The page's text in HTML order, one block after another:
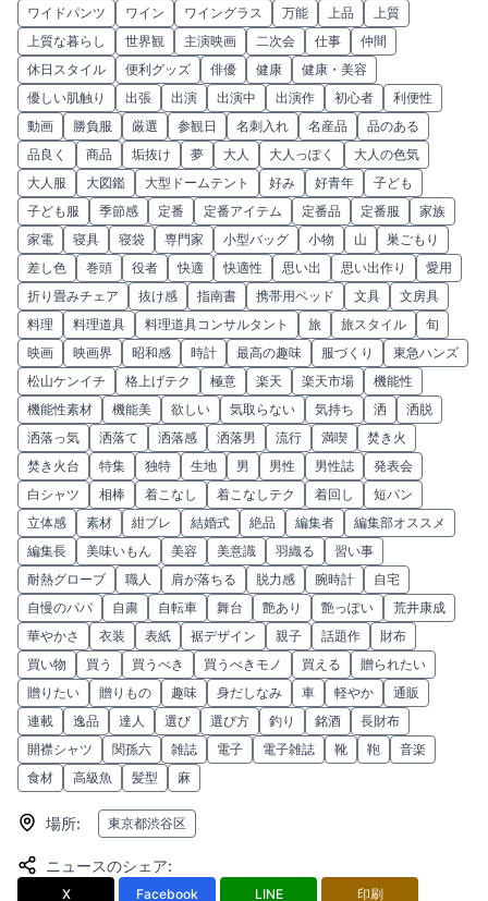
ワイドパンツ
ワイン ワイングラス 万能 上品
上質
上質な暮らし
世界観 主演映画 二次会 仕事
仲間
休日スタイル
便利グッズ 俳優 健康
健康・美容
優しい肌触り
出張 出演 出演中 出演作 初心者
利便性
動画
勝負服 厳選 参観日 名刺入れ 名産品
品のある
品良く
商品 垢抜け 夢 大人 大人っぽく
大人の色気
大人服
大図鑑 大型ドームテント 好み 好青年
子ども
子ども服
季節感 定番 定番アイテム 定番品 定番服
家族
家電
寝具 寝袋 専門家 小型バッグ 小物 山
巣ごもり
差し色
巻頭 役者 快適 快適性 思い出 思い出作り
愛用
折り畳みチェア
抜け感 指南書 携帯用ベッド 文具
文房具
料理
料理道具 料理道具コンサルタント 旅 旅スタイル
旬
映画
映画界 昭和感 時計 最高の趣味 服づくり
東急ハンズ
松山ケンイチ
格上げテク 極意 楽天 楽天市場
機能性
機能性素材
機能美 欲しい 気取らない 気持ち 洒
洒脱
洒落っ気
洒落て 洒落感 洒落男 流行 満喫
焚き火
焚き火台
特集 独特 生地 男 男性 男性誌
発表会
白シャツ
相棒 着こなし 着こなしテク 着回し
短パン
立体感
素材 紺ブレ 結婚式 絶品 編集者
編集部オススメ
編集長
美味いもん 美容 美意識 羽織る
習い事
耐熱グローブ
職人 肩が落ちる 脱力感 腕時計
自宅
自慢のパパ
自粛 自転車 舞台 艶あり 艶っぽい
荒井康成
華やかさ
衣装 表紙 裾デザイン 親子 話題作
財布
買い物
買う 買うべき 買うべきモノ 買える
贈られたい
贈りたい
贈りもの 趣味 身だしなみ 車 軽やか
通販
連載
逸品 達人 選び 選び方 釣り 銘酒
長財布
開襟シャツ
関孫六 雑誌 電子 電子雑誌 靴 鞄
音楽
食材
高級魚 髪型 麻
場所: 東京都渋谷区
ニュースのシェア:
X Facebook LINE 印刷